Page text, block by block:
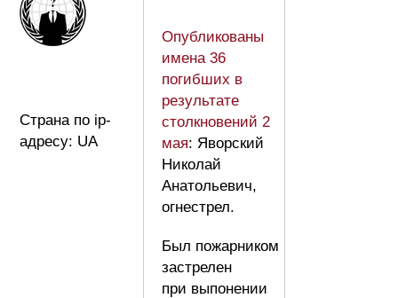
Страна по ip-
адресу: UA
Опубликованы
имена 36
погибших в
результате
столкновений 2
мая: Яворский
Николай
Анатольевич,
огнестрел.
Был пожарником
застрелен
при выпонении